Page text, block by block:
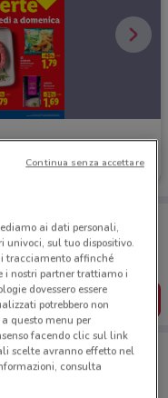
5.7 km
dei negozi vicino a te,
risparmio, comodamente
L’APP
ai dati personali,
sul tuo dispositivo.
tracciamento affinché
i nostri partner trattiamo i
dovessero essere
potrebbero non
questo menu per
facendo clic sul link
scelte avranno effetto nel
consulta
Continua senza accettare